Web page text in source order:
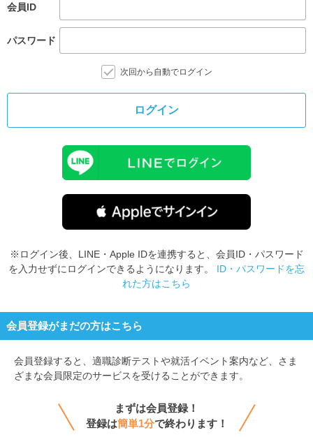
会員ID
パスワード
次回から自動でログイン
ログイン
※ログイン後、LINE・Apple IDを連携すると、会員ID・パスワード
を入力せずにログインできるようになります。 ID・パスワードを忘
れた方はこちら
会員登録がまだの方はこちら
会員登録すると、 適職診断テストや就活イベント案内など、さま
ざまな会員限定のサービスを受けることができます。
まずは会員登録！
登録は簡単1分で終わります！